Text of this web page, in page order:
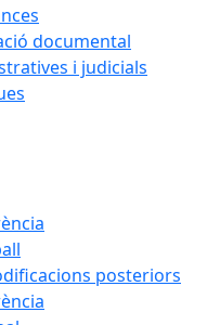
documental
i judicials
posteriors